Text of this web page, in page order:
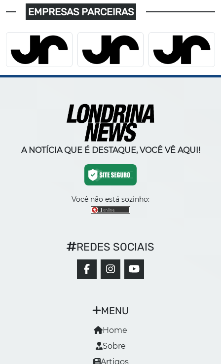
EMPRESAS PARCEIRAS
A NOTÍCIA QUE É DESTAQUE, VOCÊ VÊ AQUI!
Você não está sozinho:
MENU
Home
Sobre
Artigos
REDES SOCIAIS